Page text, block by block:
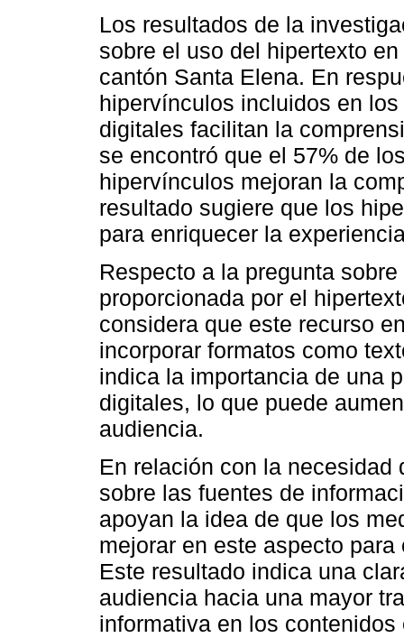
Los resultados de la
sobre el uso del hipertexto
cantón Santa Elena. En
hipervínculos incluidos en
digitales facilitan la
se encontró que el 57% de
hipervínculos mejoran la
resultado sugiere que los
para enriquecer la
Respecto a la pregunta
proporcionada por el
considera que este recurso
incorporar formatos como
indica la importancia de una
digitales, lo que puede
audiencia.
En relación con la
sobre las fuentes de
apoyan la idea de que los
mejorar en este aspecto
Este resultado indica una
audiencia hacia una mayor
informativa en los contenidos